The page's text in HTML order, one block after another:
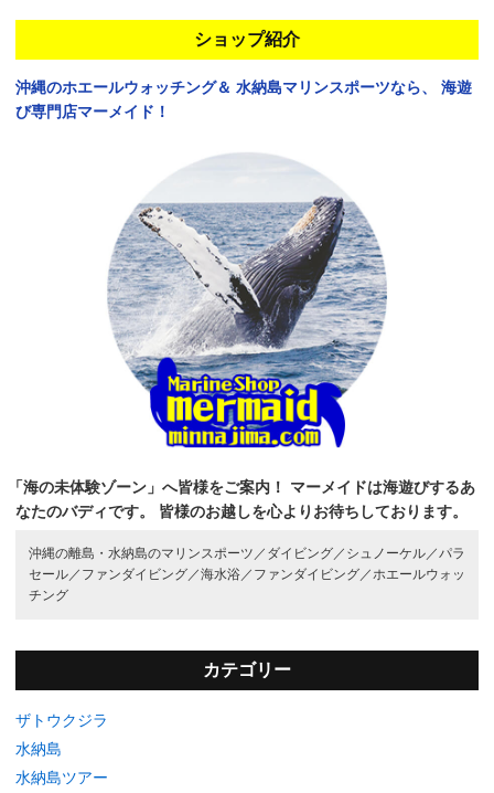
ショップ紹介
沖縄のホエールウォッチング＆ 水納島マリンスポーツなら、
海遊
び専門店マーメイド！
「海の未体験ゾーン」へ皆様をご案内！
マーメイドは海遊びするあ
なたのバディです。
皆様のお越しを心よりお待ちしております。
沖縄の離島・水納島のマリンスポーツ／ ダイビング／ シュノーケル／ パラ
セール／ ファンダイビング／海水浴／ ファンダイビング／ ホエールウォッ
チング
カテゴリー
ザトウクジラ
水納島
水納島ツアー